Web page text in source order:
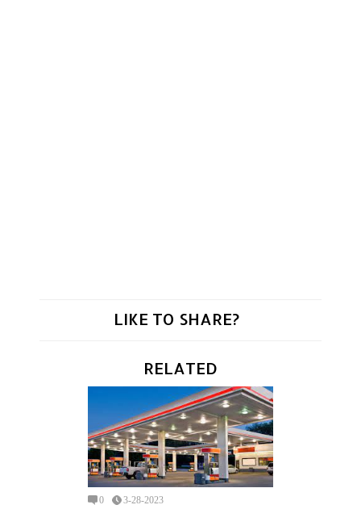
LIKE TO SHARE?
RELATED
0 3-28-2023